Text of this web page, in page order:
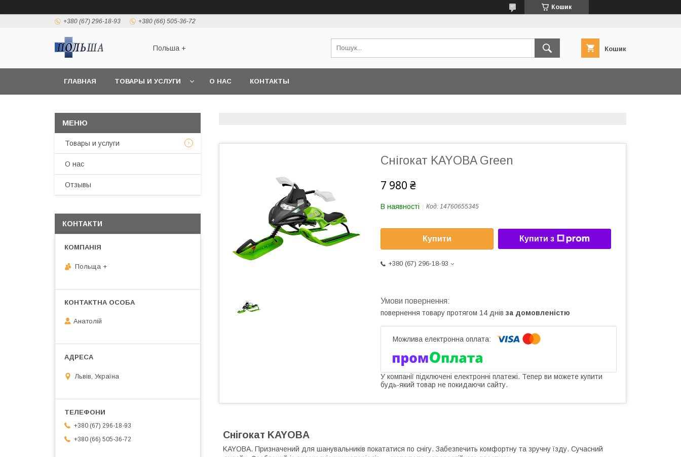
Кошик
+380 (67) 296-18-93 +380 (66) 505-36-72
Польша + Кошик
ГЛАВНАЯ ТОВАРЫ И УСЛУГИ О НАС КОНТАКТЫ
Снігокат KAYOBA Green
7 980 ₴
В наявності Код: 14760655345
Купити Купити з
+380 (67) 296-18-93
повернення товару протягом 14 днів за домовленістю
У компанії підключені електронні платежі. Тепер ви можете купити
будь-який товар не покидаючи сайту.
Снігокат KAYOBA
KAYOBA. Призначений для шанувальників покататися по снігу. Забезпечить комфортну та зручну їзду. Сучасний
Товары и услуги
О нас
Отзывы
КОНТАКТИ
Польща +
Анатолій
Львів, Україна
+380 (67) 296-18-93
+380 (66) 505-36-72